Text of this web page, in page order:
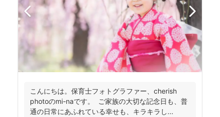
こんにちは。保育士フォトグラファー、cherish
photoのmi-naです。 ご家族の大切な記念日も、普
通の日常にあふれている幸せも、キラキラし...